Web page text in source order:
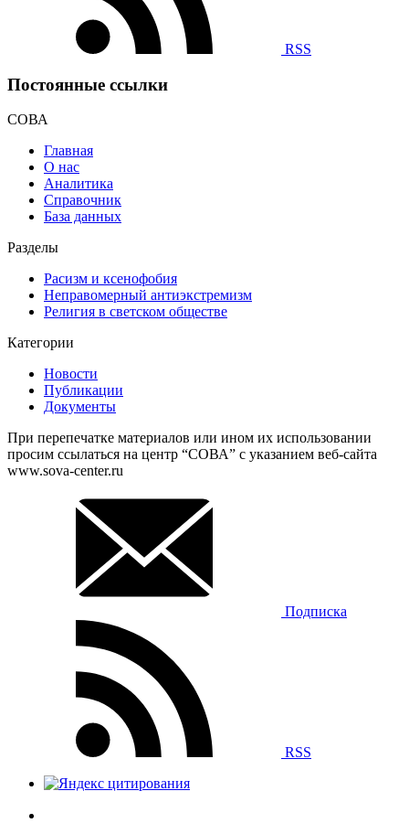
RSS
Постоянные ссылки
СОВА
Главная
О нас
Аналитика
Справочник
База данных
Разделы
Расизм и ксенофобия
Неправомерный антиэкстремизм
Религия в светском обществе
Категории
Новости
Публикации
Документы
При перепечатке материалов или ином их использовании
просим ссылаться на центр “СОВА” с указанием веб-сайта
www.sova-center.ru
Подписка
RSS